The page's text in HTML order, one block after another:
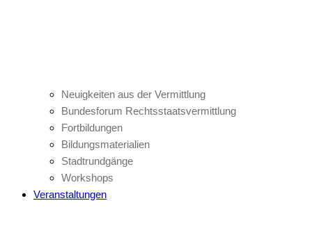
Neuigkeiten aus der Vermittlung
Bundesforum Rechtsstaatsvermittlung
Fortbildungen
Bildungsmaterialien
Stadtrundgänge
Workshops
Veranstaltungen